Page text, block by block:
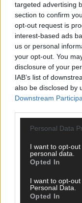
targeted advertising
section to confirm
opt-out request is
interest-based ads
us or personal
your opt-out. You
disclosure of your
IAB’s list of
also be disclosed by
Downstream
Personal Data
I want to opt-
personal data.
Opted In
I want to opt-
Personal Data.
Opted In
Monaco, Sallys
Europa-Park
Juni 2026
DARA gewinnt
unser
KOMMENTAR
KOMMENTAR
aufgestiegen – alle
Mai 2026